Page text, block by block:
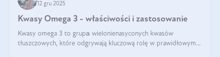
12 gru 2025
Kwasy Omega 3 - właściwości i zastosowanie
Kwasy omega 3 to grupа wielonienasyconych kwasów
tłuszczowych, które odgrywają kluczową rolę w prawidłowym